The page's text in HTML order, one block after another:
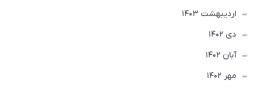
ارديبهشت 1403
دی 1402
آبان 1402
مهر 1402